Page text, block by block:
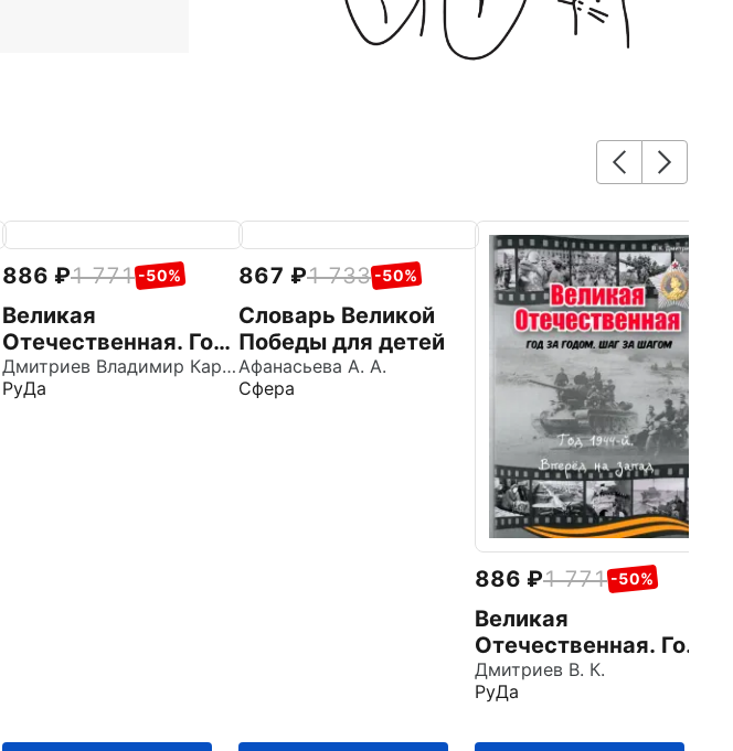
886 1 771 -50%
Великая
Отечественная. Год
1943. Коренной
перелом
Дмитриев Владимир Карлович
РуДа
867 1 733 -50%
Словарь Великой
Победы для детей
Афанасьева А. А.
Сфера
886 1 771 -50%
Великая
Отечественная. Год
за годом. Шаг за
шагом. Год 1944.
Дмитриев В. К.
РуДа